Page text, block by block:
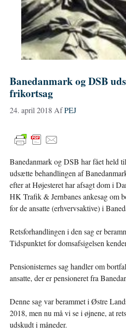
Banedanmark og DSB
frikortsag
24. april 2018 AfPEJ
Banedanmark og DSB har fået held
udsætte behandlingen af
efter at Højesteret har afsagt dom i
HK Trafik & Jernbanes ankesag om
for de ansatte (erhvervsaktive) i
Retsforhandlingen i den sag er
Tidspunktet for domsafsigelsen
Pensionisternes sag handler om
ansatte, der er pensioneret fra
Denne sag var berammet i Østre
2018, men nu må vi se i øjnene, at
udskudt i måneder.